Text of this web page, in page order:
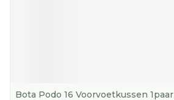
Bota Podo 16 Voorvoetkussen 1paar